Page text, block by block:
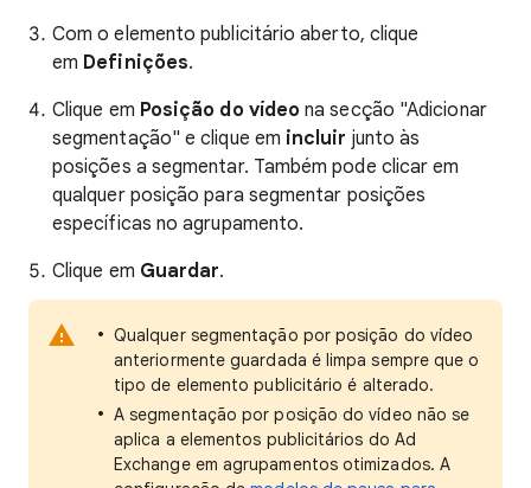
Com o elemento publicitário aberto, clique
em Definições.
Clique em Posição do vídeo na secção "Adicionar
segmentação" e clique em incluir junto às
posições a segmentar. Também pode clicar em
qualquer posição para segmentar posições
específicas no agrupamento.
Clique em Guardar.
Qualquer segmentação por posição do vídeo
anteriormente guardada é limpa sempre que o
tipo de elemento publicitário é alterado.
A segmentação por posição do vídeo não se
aplica a elementos publicitários do Ad
Exchange em agrupamentos otimizados. A